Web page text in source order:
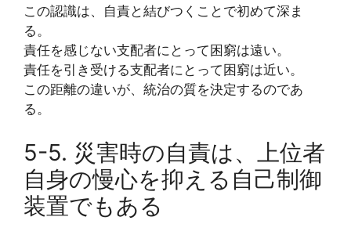
この認識は、自責と結びつくことで初めて深ま
る。
責任を感じない支配者にとって困窮は遠い。
責任を引き受ける支配者にとって困窮は近い。
この距離の違いが、統治の質を決定するのであ
る。
5-5. 災害時の自責は、上位者
自身の慢心を抑える自己制御
装置でもある